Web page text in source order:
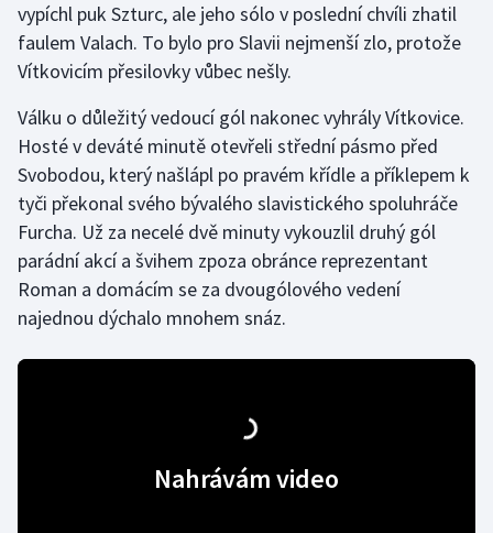
Gymnastika
Házená
Jezdectví
Judo
Krasobruslení
Lezení
vypíchl puk Szturc, ale jeho sólo v poslední chvíli zhatil
faulem Valach. To bylo pro Slavii nejmenší zlo, protože
Vítkovicím přesilovky vůbec nešly.
Válku o důležitý vedoucí gól nakonec vyhrály Vítkovice.
Hosté v deváté minutě otevřeli střední pásmo před
Svobodou, který našlápl po pravém křídle a příklepem k
tyči překonal svého bývalého slavistického spoluhráče
Furcha. Už za necelé dvě minuty vykouzlil druhý gól
parádní akcí a švihem zpoza obránce reprezentant
Roman a domácím se za dvougólového vedení
najednou dýchalo mnohem snáz.
Nahrávám video